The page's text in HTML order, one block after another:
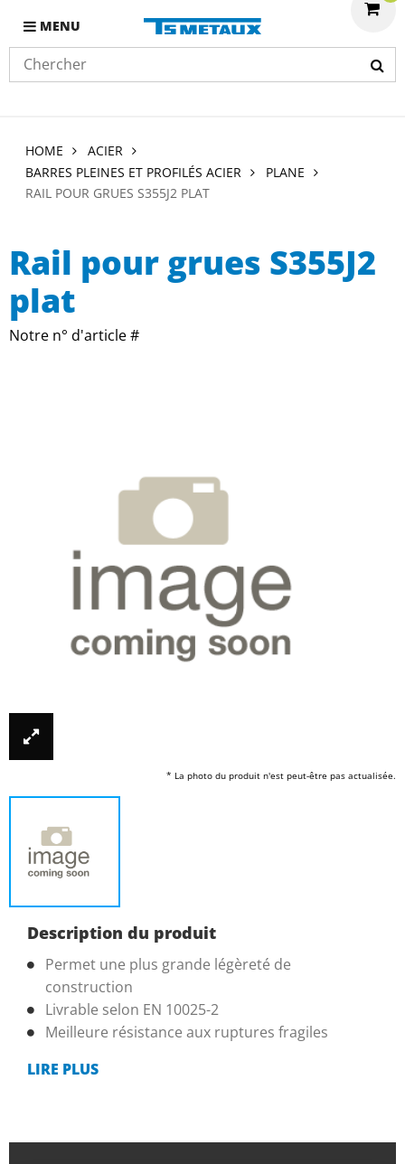
MENU
HOME
ACIER
BARRES PLEINES ET PROFILÉS ACIER
PLANE
RAIL POUR GRUES S355J2 PLAT
Rail pour grues S355J2
plat
Notre n° d'article #
* La photo du produit n'est peut-être pas actualisée.
Description du produit
Permet une plus grande légèreté de
construction
Livrable selon EN 10025-2
Meilleure résistance aux ruptures fragiles
LIRE PLUS